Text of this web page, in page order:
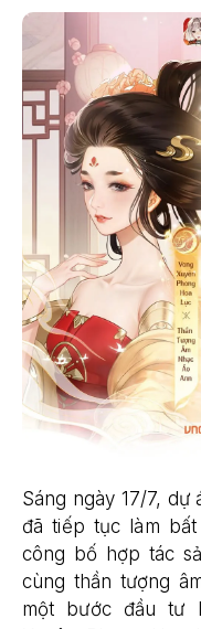
Sáng ngày 17/7, dự
đã tiếp tục làm
công bố hợp tác
cùng thần tượng
một bước đầu tư